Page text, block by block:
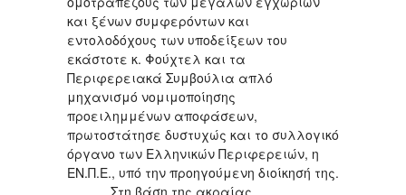
και ξένων συμφερόντων και
εντολοδόχους των υποδείξεων του
εκάστοτε κ. Φούχτελ και τα
Περιφερειακά Συμβούλια απλό
μηχανισμό νομιμοποίησης
προειλημμένων αποφάσεων,
πρωτοστάτησε δυστυχώς και το συλλογικό
όργανο των Ελληνικών Περιφερειών, η
ΕΝ.Π.Ε., υπό την προηγούμενη διοίκησή της.